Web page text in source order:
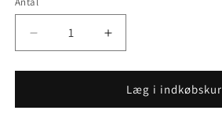
Reducer
antallet
for
Teamline
Øg
antallet
for
Erima
Teamline
Læg i